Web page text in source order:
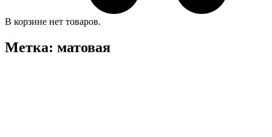
В корзине нет товаров.
Метка: матовая